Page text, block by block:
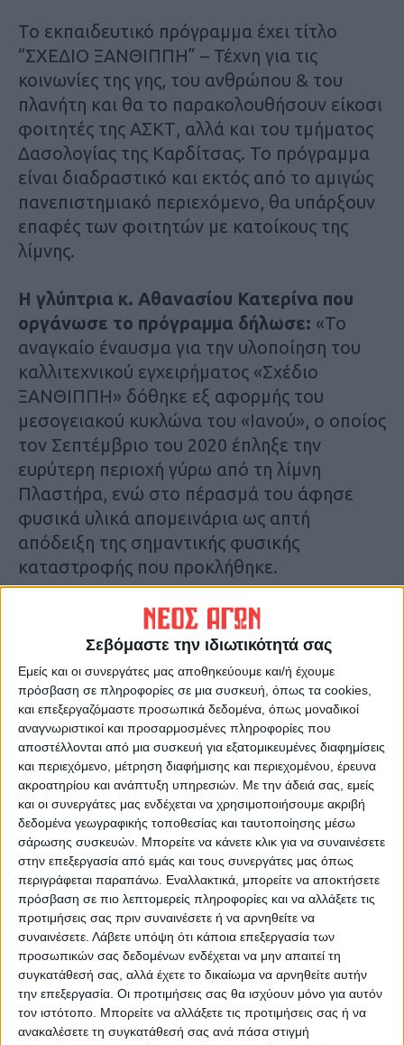
Σεβόμαστε την ιδιωτικότητά σας
Εμείς και οι συνεργάτες μας αποθηκεύουμε και/ή έχουμε
πρόσβαση σε πληροφορίες σε μια συσκευή, όπως τα cookies,
και επεξεργαζόμαστε προσωπικά δεδομένα, όπως μοναδικοί
αναγνωριστικοί και προσαρμοσμένες πληροφορίες που
αποστέλλονται από μια συσκευή για εξατομικευμένες διαφημίσεις
και περιεχόμενο, μέτρηση διαφήμισης και περιεχομένου, έρευνα
ακροατηρίου και ανάπτυξη υπηρεσιών. Με την άδειά σας, εμείς
και οι συνεργάτες μας ενδέχεται να χρησιμοποιήσουμε ακριβή
δεδομένα γεωγραφικής τοποθεσίας και ταυτοποίησης μέσω
σάρωσης συσκευών. Μπορείτε να κάνετε κλικ για να συναινέσετε
στην επεξεργασία από εμάς και τους συνεργάτες μας όπως
περιγράφεται παραπάνω. Εναλλακτικά, μπορείτε να αποκτήσετε
πρόσβαση σε πιο λεπτομερείς πληροφορίες και να αλλάξετε τις
προτιμήσεις σας πριν συναινέσετε ή να αρνηθείτε να
συναινέσετε. Λάβετε υπόψη ότι κάποια επεξεργασία των
προσωπικών σας δεδομένων ενδέχεται να μην απαιτεί τη
συγκατάθεσή σας, αλλά έχετε το δικαίωμα να αρνηθείτε αυτήν
την επεξεργασία. Οι προτιμήσεις σας θα ισχύουν μόνο για αυτόν
τον ιστότοπο. Μπορείτε να αλλάξετε τις προτιμήσεις σας ή να
ανακαλέσετε τη συγκατάθεσή σας ανά πάσα στιγμή
Το εκπαιδευτικό πρόγραμμα έχει τίτλο
“ΣΧΕΔΙΟ ΞΑΝΘΙΠΠΗ” – Τέχνη για τις
κοινωνίες της γης, του ανθρώπου & του
πλανήτη και θα το παρακολουθήσουν είκοσι
φοιτητές της ΑΣΚΤ, αλλά και του τμήματος
Δασολογίας της Καρδίτσας. Το πρόγραμμα
είναι διαδραστικό και εκτός από το αμιγώς
πανεπιστημιακό περιεχόμενο, θα υπάρξουν
επαφές των φοιτητών με κατοίκους της
λίμνης.
Η γλύπτρια κ. Αθανασίου Κατερίνα που
οργάνωσε το πρόγραμμα δήλωσε: «Το
αναγκαίο έναυσμα για την υλοποίηση του
καλλιτεχνικού εγχειρήματος «Σχέδιο
ΞΑΝΘΙΠΠΗ» δόθηκε εξ αφορμής του
μεσογειακού κυκλώνα του «Ιανού», ο οποίος
τον Σεπτέμβριο του 2020 έπληξε την
ευρύτερη περιοχή γύρω από τη λίμνη
Πλαστήρα, ενώ στο πέρασμά του άφησε
φυσικά υλικά απομεινάρια ως απτή
απόδειξη της σημαντικής φυσικής
καταστροφής που προκλήθηκε.
Η αύξηση της συχνότητας των φυσικών
καταστροφών λόγω ακραίων φαινομένων
οφείλεται σε παράγοντες που αφορούν δύο
φαινόμενα, την κλιματική αλλαγή και την
αυξανόμενη ανθρώπινη δραστηριότητα. Η
Ελλάδα τα τελευταία χρόνια έχει
αντιμετωπίσει πολλές καταστροφές
συνέπεια της κλιματικής αλλαγής (πυρκαγιές
2018 (Μάτι), πλημμύρες 2017 (Μάνδρα),
2020 (Ιανός)) που καθιστά την Ελλάδα σε
κατάσταση κλιματικής κρίσης. Οι πολίτες
πρέπει να συμμετέχουν δυναμικά στην
αντιμετώπιση της κλιματικής κρίσης σε
συνεργασία με την πολιτεία μέσα από τη
διαμόρφωση του Ελληνικού κλιματικού
νόμου ο οποίος θα στοχεύει στη προστασία
του κλίματος και την αντιμετώπιση της
κλιματική κρίσης.